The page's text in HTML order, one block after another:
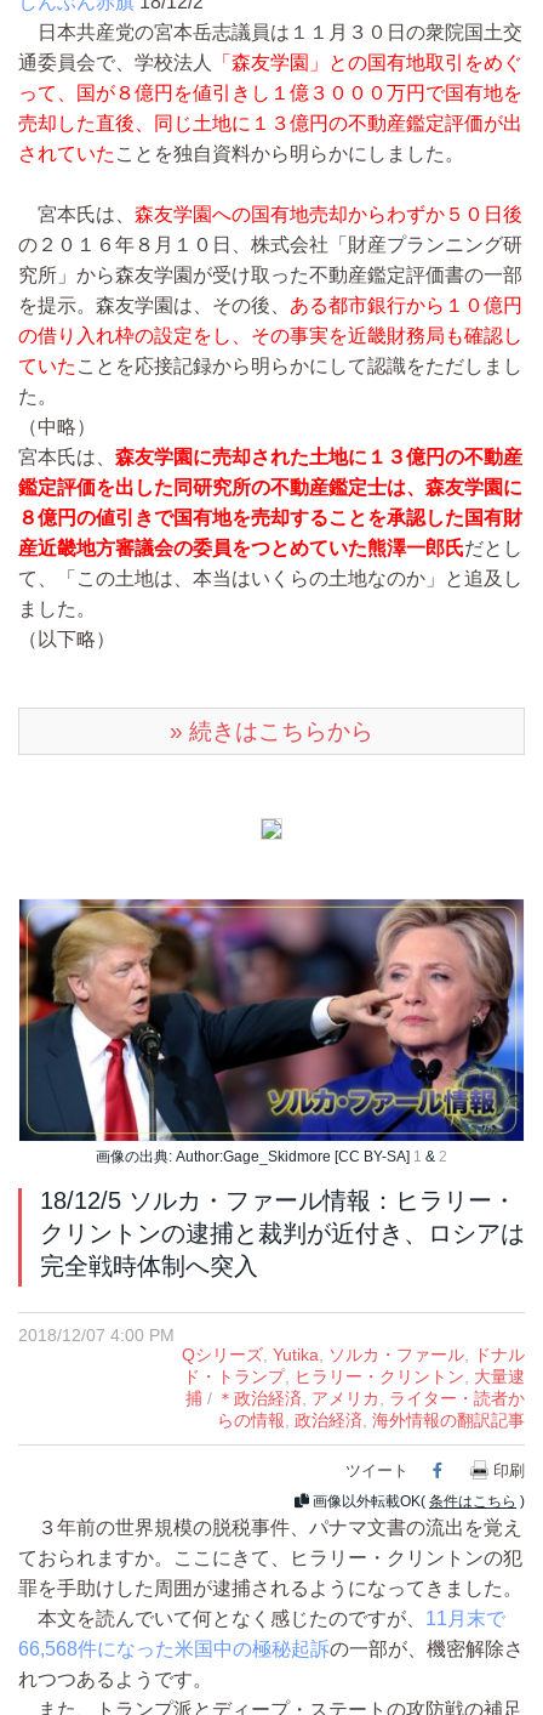
日本共産党の宮本岳志議員は１１月３０日の衆院国土交
通委員会で、学校法人
「森友学園」との国有地取引をめぐ
って、国が８億円を値引きし１億３０００万円で国有地を
売却した直後、同じ土地に１３億円の不動産鑑定評価が出
されていた ことを独自資料から明らかにしました。
宮本氏は、 森友学園への国有地売却からわずか５０日後
の２０１６年８月１０日、株式会社「財産プランニング研
究所」から森友学園が受け取った不動産鑑定評価書の一部
を提示。森友学園は、その後、 ある都市銀行から１０億円
の借り入れ枠の設定をし、その事実を近畿財務局も確認し
ていた ことを応接記録から明らかにして認識をただしまし
た。
（中略）
宮本氏は、 森友学園に売却された土地に１３億円の不動産
鑑定評価を出した同研究所の不動産鑑定士は、森友学園に
８億円の値引きで国有地を売却することを承認した国有財
産近畿地方審議会の委員をつとめていた熊澤一郎氏だとし
て、「この土地は、本当はいくらの土地なのか」と追及し
ました。
（以下略）
» 続きはこちらから
画像の出典: Author:Gage_Skidmore [CC BY-SA] 1 & 2
18/12/5 ソルカ・ファール情報：ヒラリー・
クリントンの逮捕と裁判が近付き、ロシアは
完全戦時体制へ突入
2018/12/07 4:00 PM
Qシリーズ, Yutika, ソルカ・ファール,
ドナル
ド・トランプ, ヒラリー・クリントン, 大量逮
捕 / ＊政治経済, アメリカ, ライター・読者か
らの情報, 政治経済, 海外情報の翻訳記事
ツイート Facebook
印刷
画像以外転載OK( 条件はこちら )
３年前の世界規模の脱税事件、パナマ文書の流出を覚え
ておられますか。ここにきて、ヒラリー・クリントンの犯
罪を手助けした周囲が逮捕されるようになってきました。
本文を読んでいて何となく感じたのですが、 11月末で
66,568件になった米国中の極秘起訴の一部が、機密解除さ
れつつあるようです。
また、トランプ派とディープ・ステートの攻防戦の補足